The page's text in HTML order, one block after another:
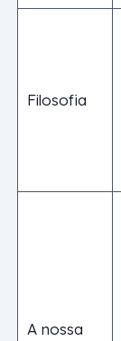
Filosofia
A nossa